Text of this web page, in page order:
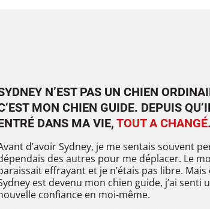
N’EST PAS UN CHIEN
MON CHIEN GUIDE. DEPUIS
DANS MA VIE, TOUT A CHANGÉ.
d’avoir Sydney, je me sentais souvent
des autres pour me déplacer. Le
effrayant et je n’étais pas libre. Mais
est devenu mon chien guide, j’ai senti
confiance en moi-même.